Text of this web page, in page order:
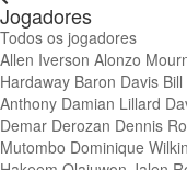
Jogadores
Todos os jogadores
Allen Iverson Alonzo
Hardaway Baron Davis
Anthony Damian Lillard
Demar Derozan Dennis
Mutombo Dominique